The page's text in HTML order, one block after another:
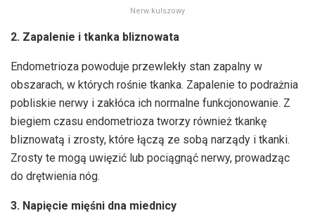
Nerw kulszowy
2. Zapalenie i tkanka bliznowata
Endometrioza powoduje przewlekły stan zapalny w
obszarach, w których rośnie tkanka. Zapalenie to podrażnia
pobliskie nerwy i zakłóca ich normalne funkcjonowanie. Z
biegiem czasu endometrioza tworzy również tkankę
bliznowatą i zrosty, które łączą ze sobą narządy i tkanki.
Zrosty te mogą uwięzić lub pociągnąć nerwy, prowadząc
do drętwienia nóg.
3. Napięcie mięśni dna miednicy